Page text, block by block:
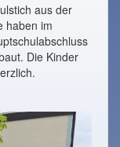
aus der
haben im
Die Kinder